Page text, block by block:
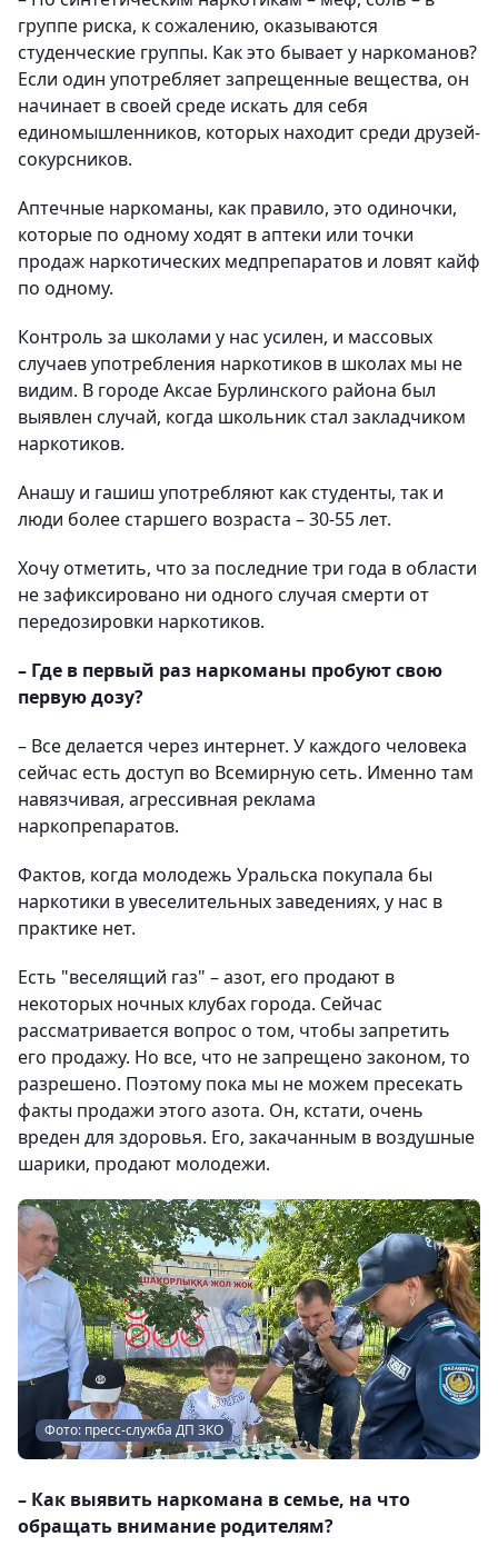
группе риска, к сожалению, оказываются
студенческие группы. Как это бывает у наркоманов?
Если один употребляет запрещенные вещества, он
начинает в своей среде искать для себя
единомышленников, которых находит среди друзей-
сокурсников.
Аптечные наркоманы, как правило, это одиночки,
которые по одному ходят в аптеки или точки
продаж наркотических медпрепаратов и ловят кайф
по одному.
Контроль за школами у нас усилен, и массовых
случаев употребления наркотиков в школах мы не
видим. В городе Аксае Бурлинского района был
выявлен случай, когда школьник стал закладчиком
наркотиков.
Анашу и гашиш употребляют как студенты, так и
люди более старшего возраста – 30-55 лет.
Хочу отметить, что за последние три года в области
не зафиксировано ни одного случая смерти от
передозировки наркотиков.
– Где в первый раз наркоманы пробуют свою
первую дозу?
– Все делается через интернет. У каждого человека
сейчас есть доступ во Всемирную сеть. Именно там
навязчивая, агрессивная реклама
наркопрепаратов.
Фактов, когда молодежь Уральска покупала бы
наркотики в увеселительных заведениях, у нас в
практике нет.
Есть "веселящий газ" – азот, его продают в
некоторых ночных клубах города. Сейчас
рассматривается вопрос о том, чтобы запретить
его продажу. Но все, что не запрещено законом, то
разрешено. Поэтому пока мы не можем пресекать
факты продажи этого азота. Он, кстати, очень
вреден для здоровья. Его, закачанным в воздушные
шарики, продают молодежи.
Фото: пресс-служба ДП ЗКО
– Как выявить наркомана в семье, на что
обращать внимание родителям?